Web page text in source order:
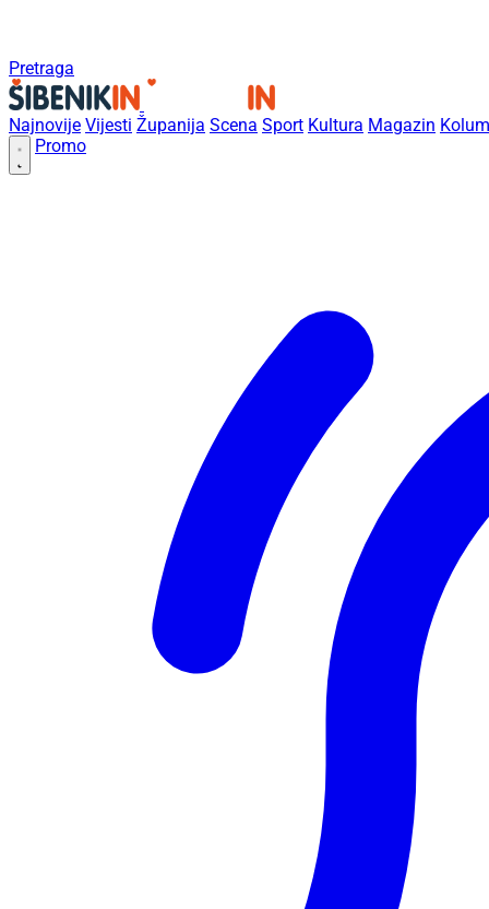
Pretraga
Najnovije Vijesti Županija Scena Sport Kultura Magazin
Promo